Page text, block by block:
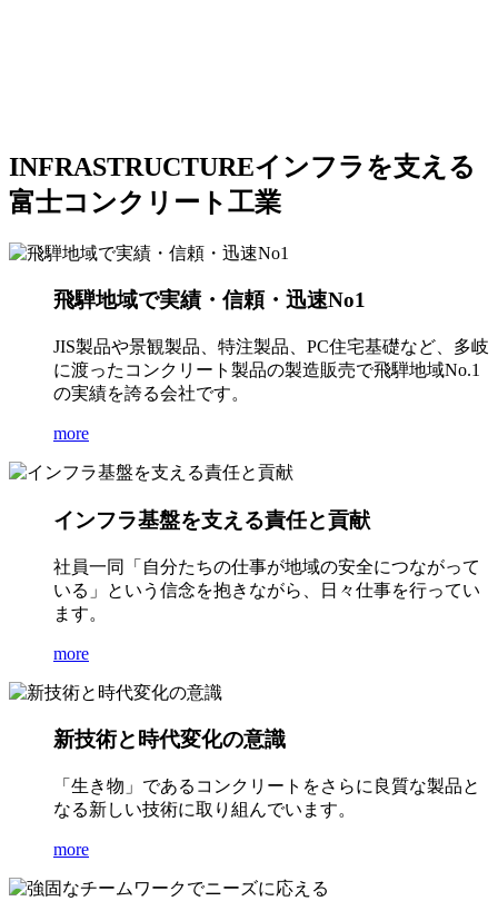
INFRASTRUCTUREインフラを支える
富士コンクリート工業
飛騨地域で実績・信頼・迅速No1
JIS製品や景観製品、特注製品、PC住宅基礎など、多岐
に渡ったコンクリート製品の製造販売で飛騨地域No.1
の実績を誇る会社です。
more
インフラ基盤を支える責任と貢献
社員一同「自分たちの仕事が地域の安全につながって
いる」という信念を抱きながら、日々仕事を行ってい
ます。
more
新技術と時代変化の意識
「生き物」であるコンクリートをさらに良質な製品と
なる新しい技術に取り組んでいます。
more